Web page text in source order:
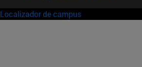
Localizador de campus